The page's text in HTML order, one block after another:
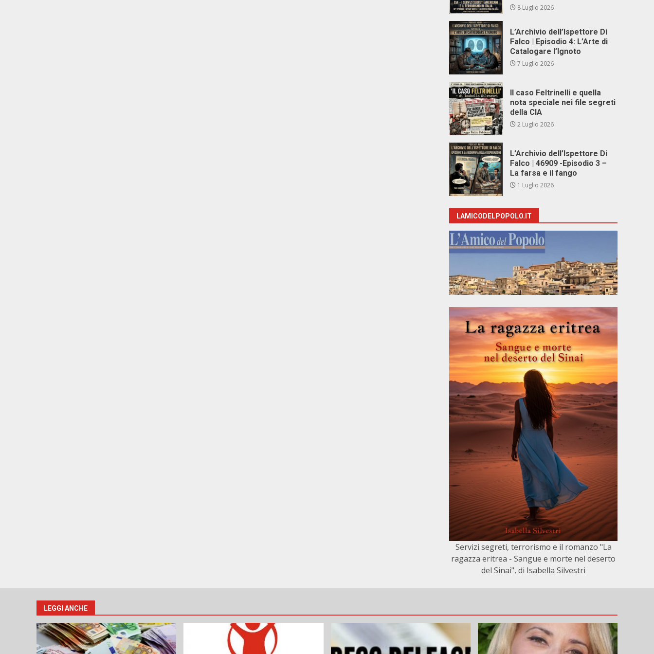
8 Luglio 2026
L’Archivio dell’Ispettore Di
Falco | Episodio 4: L’Arte di
Catalogare l’Ignoto
7 Luglio 2026
Il caso Feltrinelli e quella
nota speciale nei file segreti
della CIA
2 Luglio 2026
L’Archivio dell’Ispettore Di
Falco | 46909 -Episodio 3 –
La farsa e il fango
1 Luglio 2026
LAMICODELPOPOLO.IT
Servizi segreti, terrorismo e il romanzo "La
ragazza eritrea - Sangue e morte nel deserto
del Sinai", di Isabella Silvestri
LEGGI ANCHE